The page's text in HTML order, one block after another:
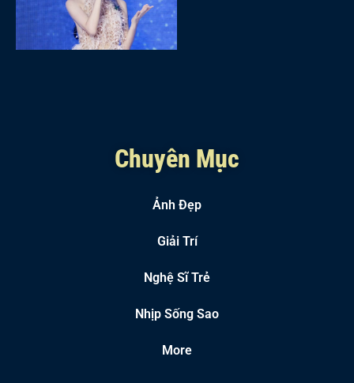
Chuyên Mục
Ảnh Đẹp
Giải Trí
Nghệ Sĩ Trẻ
Nhịp Sống Sao
More